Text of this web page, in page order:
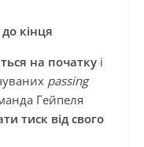
кінця
на початкуі
passing
Гейпеля
тиск від свого